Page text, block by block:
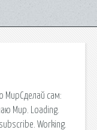
МирСделай сам:
Мир. Loading.
Working.